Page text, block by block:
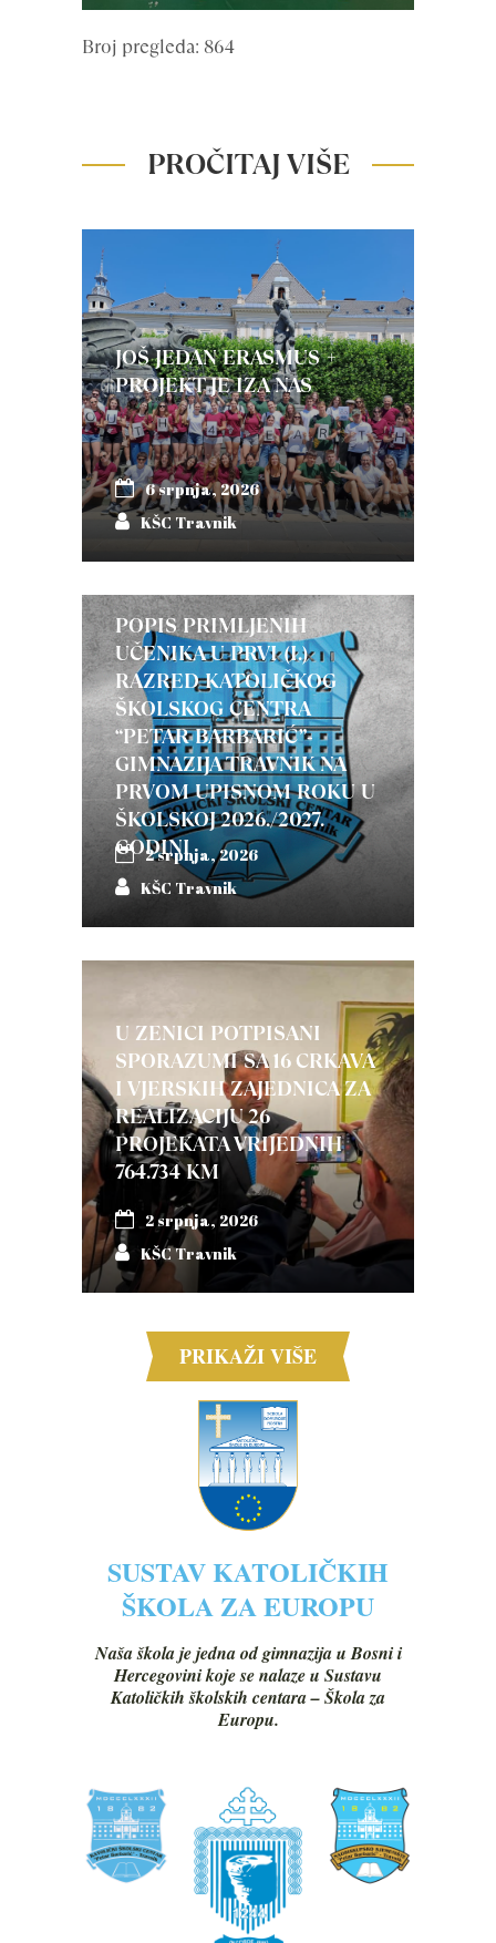
Broj pregleda: 864
PROČITAJ VIŠE
JOŠ JEDAN ERASMUS +
PROJEKT JE IZA NAS
6 srpnja, 2026
KŠC Travnik
POPIS PRIMLJENIH
UČENIKA U PRVI (I.)
RAZRED KATOLIČKOG
ŠKOLSKOG CENTRA
“PETAR BARBARIĆ”-
GIMNAZIJA TRAVNIK NA
PRVOM UPISNOM ROKU U
ŠKOLSKOJ 2026./2027.
GODINI
2 srpnja, 2026
KŠC Travnik
U ZENICI POTPISANI
SPORAZUMI SA 16 CRKAVA
I VJERSKIH ZAJEDNICA ZA
REALIZACIJU 26
PROJEKATA VRIJEDNIH
764.734 KM
2 srpnja, 2026
KŠC Travnik
PRIKAŽI VIŠE
SUSTAV KATOLIČKIH
ŠKOLA ZA EUROPU
Naša škola je jedna od gimnazija u Bosni i
Hercegovini koje se nalaze u Sustavu
Katoličkih školskih centara – Škola za
Europu.